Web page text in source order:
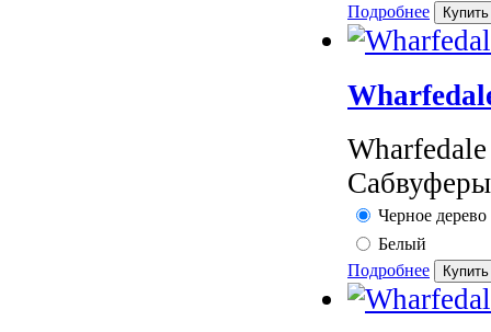
Подробнее
Черное дерево
Белый
Подробнее